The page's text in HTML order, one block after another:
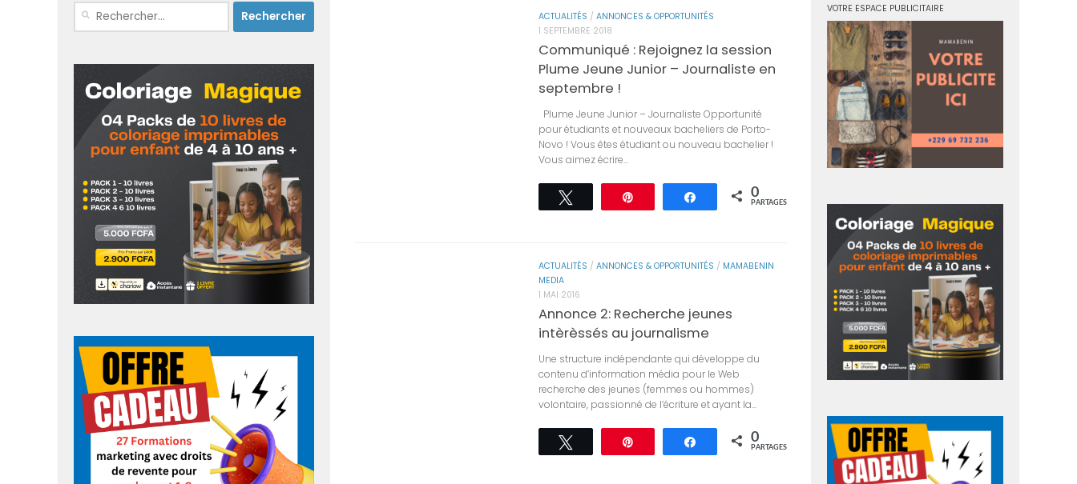
ACTUALITÉS / ANNONCES & OPPORTUNITÉS
1 SEPTEMBRE 2018
Communiqué : Rejoignez la session
Plume Jeune Junior – Journaliste en
septembre !
Plume Jeune Junior – Journaliste Opportunité
pour étudiants et nouveaux bacheliers de Porto-
Novo ! Vous êtes étudiant ou nouveau bachelier !
Vous aimez écrire...
Partagez 0
PARTAGES
ACTUALITÉS / ANNONCES & OPPORTUNITÉS / MAMABENIN
MEDIA
1 MAI 2016
Annonce 2: Recherche jeunes
intèrèssés au journalisme
Une structure indépendante qui développe du
contenu d’information média pour le Web
recherche des jeunes (femmes ou hommes)
volontaire, passionné de l’écriture et ayant la...
Partagez 0
PARTAGES
Rechercher : VOTRE ESPACE PUBLICITAIRE